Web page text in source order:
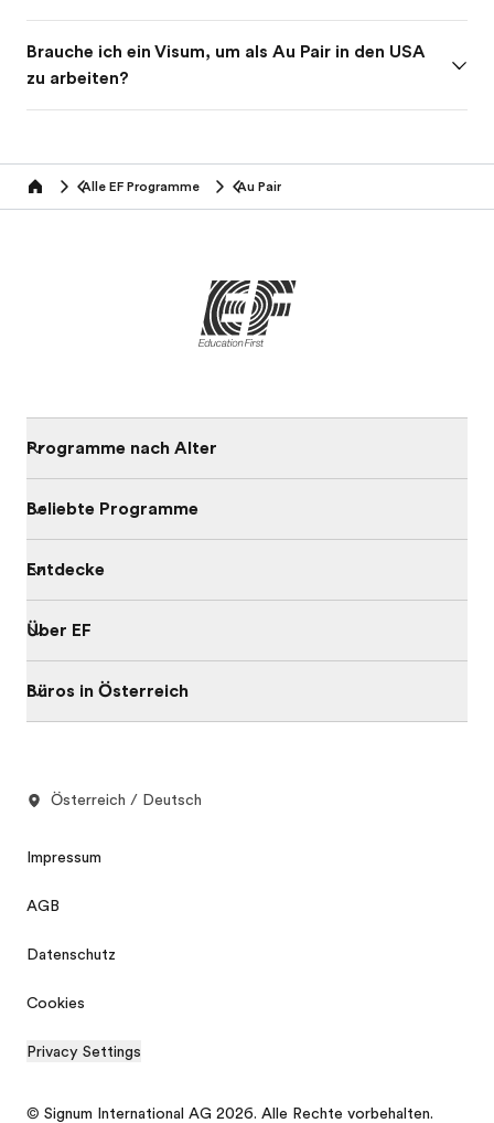
Brauche ich ein Visum, um als Au Pair in den USA
zu arbeiten?
home Alle EF Programme Au Pair
Programme nach Alter
Beliebte Programme
Entdecke
Über EF
Büros in Österreich
Österreich / Deutsch
Impressum
AGB
Datenschutz
Cookies
Privacy Settings
© Signum International AG 2026. Alle Rechte vorbehalten.